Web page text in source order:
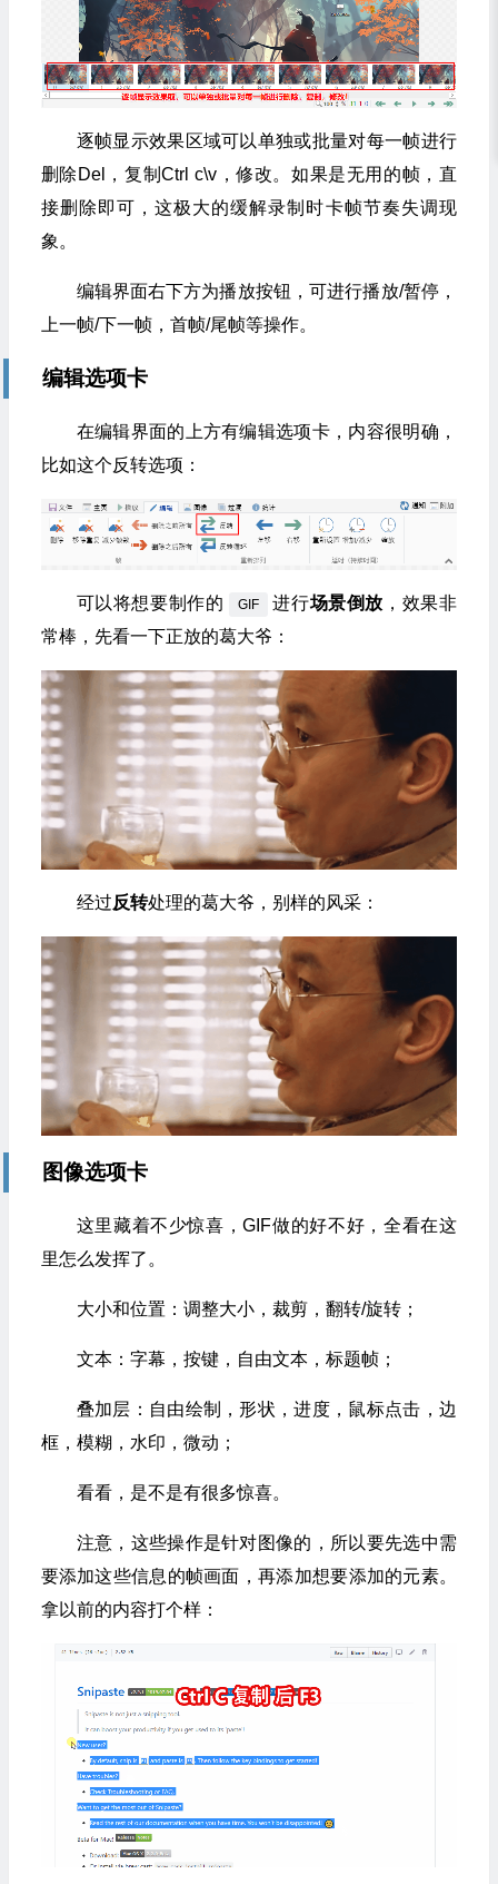
逐帧显示效果区域可以单独或批量对每一帧进行
删除Del，复制Ctrl c\v，修改。如果是无用的帧，直
接删除即可，这极大的缓解录制时卡帧节奏失调现
象。
编辑界面右下方为播放按钮，可进行播放/暂停，
上一帧/下一帧，首帧/尾帧等操作。
编辑选项卡
在编辑界面的上方有编辑选项卡，内容很明确，
比如这个反转选项：
可以将想要制作的 GIF 进行场景倒放 ，效果非
常棒，先看一下正放的葛大爷：
经过反转处理的葛大爷，别样的风采：
图像选项卡
这里藏着不少惊喜，GIF做的好不好，全看在这
里怎么发挥了。
大小和位置：调整大小，裁剪，翻转/旋转；
文本：字幕，按键，自由文本，标题帧；
叠加层：自由绘制，形状，进度，鼠标点击，边
框，模糊，水印，微动；
看看，是不是有很多惊喜。
注意，这些操作是针对图像的，所以要先选中需
要添加这些信息的帧画面，再添加想要添加的元素。
拿以前的内容打个样：